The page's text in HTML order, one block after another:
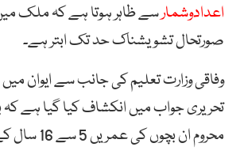
اعدادوشمارسے ظاہر ہوتا ہے کہ ملک
صورتحال تشویشناک حد تک ابتر ہے۔
وفاقی وزارت تعلیم کی جانب سے ایوان
تحریری جواب میں انکشاف کیا گیا ہے
محروم ان بچوں کی عمریں 5 سے 16 سال کے درمیان ہیں۔